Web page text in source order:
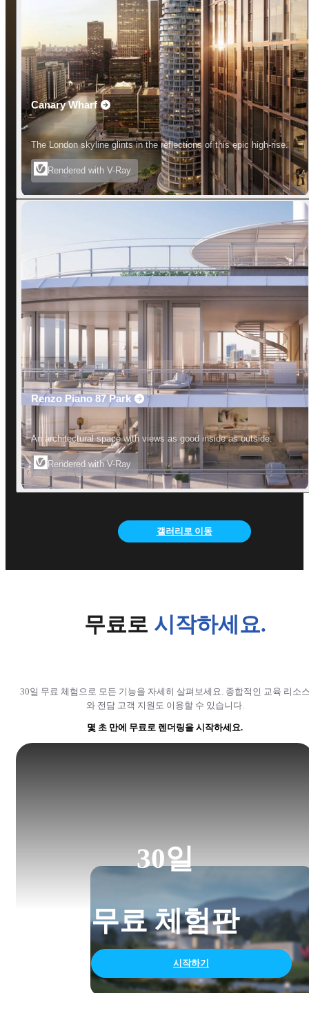
Canary Wharf
The London skyline glints in the reflections of this epic high-rise.
Rendered with V-Ray
Renzo Piano 87 Park
An architectural space with views as good inside as outside.
Rendered with V-Ray
갤러리로 이동
무료로 시작하세요.
30일 무료 체험으로 모든 기능을 자세히 살펴보세요. 종합적인 교육 리소
와 전담 고객 지원도 이용할 수 있습니다.
몇 초 만에 무료로 렌더링을 시작하세요.
30일
무료 체험판
시작하기